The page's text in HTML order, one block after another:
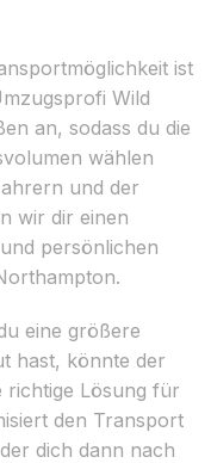
ist
Wild
an, sodass du die
wählen
und der
wir dir einen
persönlichen
eine größere
hast, könnte der
richtige Lösung für
den Transport
dich dann nach